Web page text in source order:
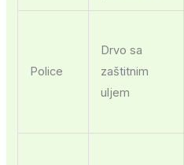
Police
Drvo sa
zaštitnim
uljem